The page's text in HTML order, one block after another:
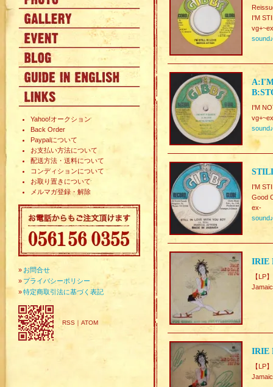
Yahoo!オークション
Back Order
Paypalについて
お支払い方法について
配送方法・送料について
コンディションについて
お取り置きについて
メルマガ登録・解除
» お問合せ
» プライバシーポリシー
»特定商取引法に基づく表記
RSS ｜ ATOM
I'M
sound♪
I'M
sound♪
I'M
Good
ex-
sound♪
IRIE
【LP】
IRIE
【LP】